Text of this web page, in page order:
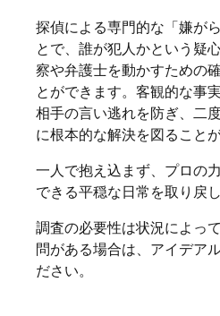
探偵による専門的な「嫌が
とで、誰が犯人かという疑
察や弁護士を動かすための
とができます。客観的な事
相手の言い逃れを防ぎ、二
に根本的な解決を図ること
一人で抱え込まず、プロの
できる平穏な日常を取り戻
調査の必要性は状況によっ
問がある場合は、アイデア
ださい。